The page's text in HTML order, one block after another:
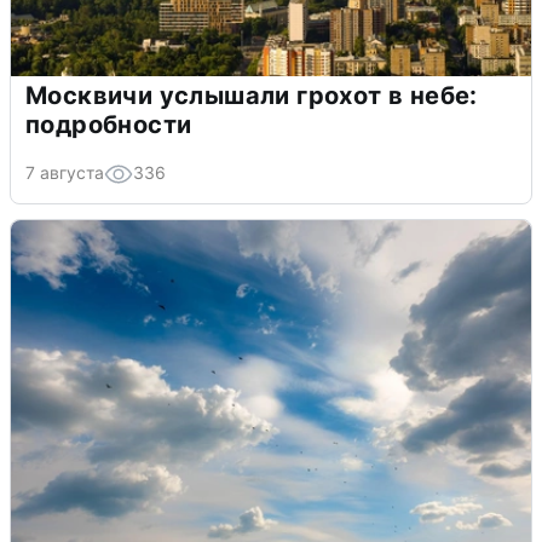
Москвичи услышали грохот в небе:
подробности
7 августа 336